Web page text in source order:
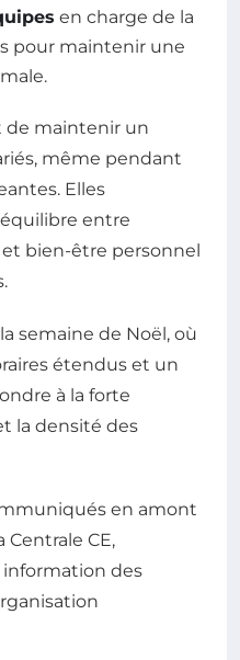
en charge de la
pour maintenir une
de maintenir un
même pendant
Elles
entre
bien-être personnel
semaine de Noël, où
étendus et un
à la forte
la densité des
en amont
Centrale CE,
des